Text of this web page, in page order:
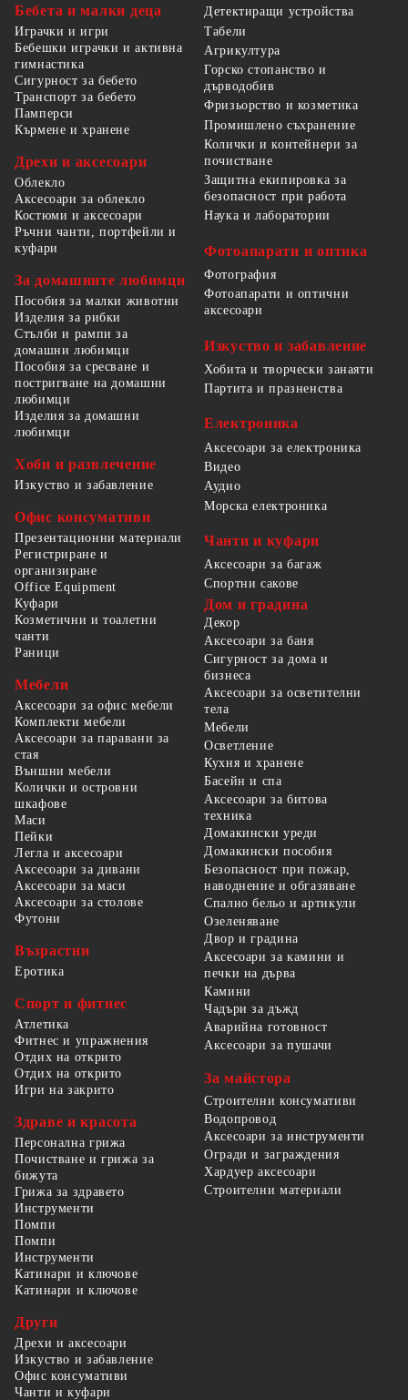
Бебета и малки деца
Играчки и игри
Бебешки играчки и активна
гимнастика
Сигурност за бебето
Транспорт за бебето
Памперси
Кърмене и хранене
Дрехи и аксесоари
Облекло
Аксесоари за облекло
Костюми и аксесоари
Ръчни чанти, портфейли и
куфари
За домашните любимци
Пособия за малки животни
Изделия за рибки
Стълби и рампи за
домашни любимци
Пособия за сресване и
постригване на домашни
любимци
Изделия за домашни
любимци
Хоби и развлечение
Изкуство и забавление
Офис консумативи
Презентационни материали
Регистриране и
организиране
Office Equipment
Детектиращи устройства
Табели
Агрикултура
Горско стопанство и
дърводобив
Фризьорство и козметика
Промишлено съхранение
Колички и контейнери за
почистване
Защитна екипировка за
безопасност при работа
Наука и лаборатории
Фотоапарати и оптика
Фотография
Фотоапарати и оптични
аксесоари
Изкуство и забавление
Хобита и творчески занаяти
Партита и празненства
Електроника
Аксесоари за електроника
Видео
Аудио
Морска електроника
Чанти и куфари
Аксесоари за багаж
Спортни сакове
Куфари
Козметични и тоалетни
чанти
Раници
Мебели
Аксесоари за офис мебели
Комплекти мебели
Аксесоари за паравани за
стая
Външни мебели
Колички и островни
шкафове
Маси
Пейки
Легла и аксесоари
Аксесоари за дивани
Аксесоари за маси
Аксесоари за столове
Футони
Възрастни
Еротика
Спорт и фитнес
Атлетика
Фитнес и упражнения
Отдих на открито
Отдих на открито
Игри на закрито
Здраве и красота
Персонална грижа
Почистване и грижа за
бижута
Грижа за здравето
Дом и градина
Декор
Аксесоари за баня
Сигурност за дома и
бизнеса
Аксесоари за осветителни
тела
Мебели
Осветление
Кухня и хранене
Басейн и спа
Аксесоари за битова
техника
Домакински уреди
Домакински пособия
Безопасност при пожар,
наводнение и обгазяване
Спално бельо и артикули
Озеленяване
Двор и градина
Аксесоари за камини и
печки на дърва
Камини
Чадъри за дъжд
Аварийна готовност
Аксесоари за пушачи
За майстора
Строителни консумативи
Водопровод
Аксесоари за инструменти
Огради и заграждения
Хардуер аксесоари
Строителни материали
Инструменти
Помпи
Помпи
Инструменти
Катинари и ключове
Катинари и ключове
Други
Дрехи и аксесоари
Изкуство и забавление
Офис консумативи
Чанти и куфари